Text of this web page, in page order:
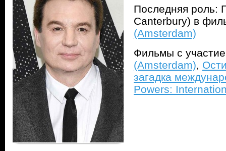
Последняя роль:
Canterbury) в
(Amsterdam)
Фильмы с
(Amsterdam),
загадка
Powers: